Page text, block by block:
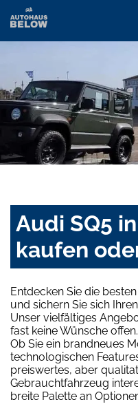
Audi SQ5
kaufen
Entdecken Sie die
und sichern Sie sich
Unser vielfältiges
fast keine Wünsche offen.
Ob Sie ein brandneues
technologischen
preiswertes, aber
Gebrauchtfahrzeug
breite Palette an